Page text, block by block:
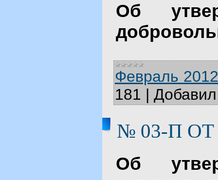
Об
Февраль
181 |
№ 03-П ОТ
Об